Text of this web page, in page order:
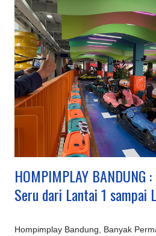
Gedung Sate), menjadikannya
berbagai kalangan. Kawasan Utama
Lembang (Bandung Barat): Pusat
ada kebun teh, Tangkuban Parahu,
Asia Africa, Lembang Park & Zoo,
(Bandung Selatan): Terkenal
Upas (rusa, camping), dan
suasana danau yang indah.
seperti rafting di Sungai
d...
HOMPIMPLAY BANDUNG
Seru dari Lantai 1 sampai
Hompimplay Bandung, Banyak